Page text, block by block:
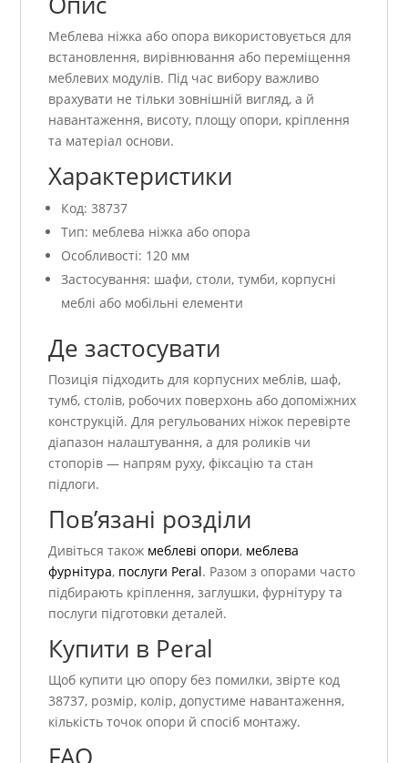
Меблева ніжка або опора використовується для
встановлення, вирівнювання або переміщення
меблевих модулів. Під час вибору важливо
врахувати не тільки зовнішній вигляд, а й
навантаження, висоту, площу опори, кріплення
та матеріал основи.
Характеристики
Код: 38737
Тип: меблева ніжка або опора
Особливості: 120 мм
Застосування: шафи, столи, тумби, корпусні
меблі або мобільні елементи
Де застосувати
Позиція підходить для корпусних меблів, шаф,
тумб, столів, робочих поверхонь або допоміжних
конструкцій. Для регульованих ніжок перевірте
діапазон налаштування, а для роликів чи
стопорів — напрям руху, фіксацію та стан
підлоги.
Пов’язані розділи
Дивіться також меблеві опори, меблева
фурнітура, послуги Peral. Разом з опорами часто
підбирають кріплення, заглушки, фурнітуру та
послуги підготовки деталей.
Купити в Peral
Щоб купити цю опору без помилки, звірте код
38737, розмір, колір, допустиме навантаження,
кількість точок опори й спосіб монтажу.
FAQ